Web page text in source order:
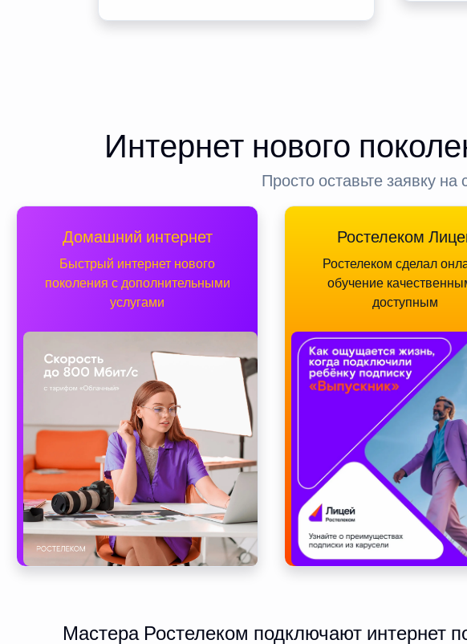
Интернет нового
Просто оставьте заявку
Домашний интернет
Быстрый интернет нового
поколения с дополнительными
услугами
Ростелеком
Ростелеком сделал
обучение
доступным
Мастера Ростелеком подключают интернет